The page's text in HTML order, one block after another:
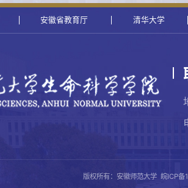
安徽省教育厅 清华大学
版权所有：安徽师范大学 皖ICP备